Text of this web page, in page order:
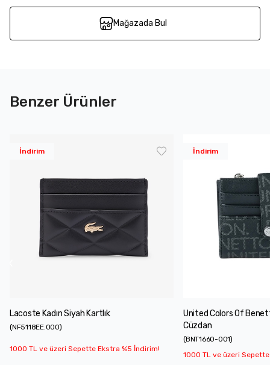
Mağazada Bul
Benzer Ürünler
İndirim
Lacoste Kadın Siyah Kartlık
(NF5118EE.000)
1000 TL ve üzeri Sepette Ekstra %5 İndirim!
İndirim
United Colors Of
Cüzdan
(BNT1660-001)
1000 TL ve üzeri